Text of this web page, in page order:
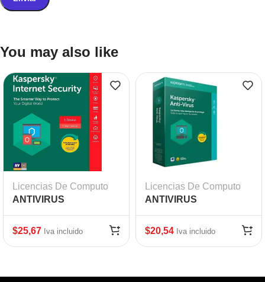
You may also like
Licencias De Computo
ANTIVIRUS
SECURITY X 1 AÑO
$25,67 Iva incluido
Licencias De Computo
ANTIVIRUS
PROTEGE X 1 AÑO
$20,54 Iva incluido